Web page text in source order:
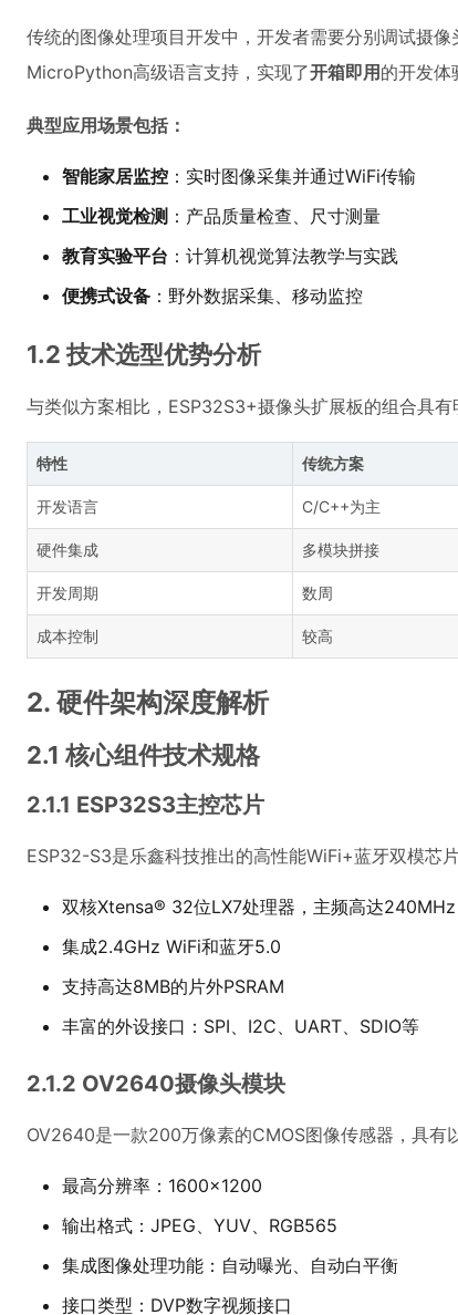
传统的图像处理项目开发中，开发者需要分别调试摄
MicroPython高级语言支持，实现了开箱即用 的开发体
典型应用场景包括：
智能家居监控 ：实时图像采集并通过WiFi传输
工业视觉检测 ：产品质量检查、尺寸测量
教育实验平台 ：计算机视觉算法教学与实践
便携式设备 ：野外数据采集、移动监控
1.2 技术选型优势分析
与类似方案相比，ESP32S3+摄像头扩展板的组合具有
特性 传统方案
开发语言 C/C++为主
硬件集成 多模块拼接
开发周期 数周
成本控制 较高
2. 硬件架构深度解析
2.1 核心组件技术规格
2.1.1 ESP32S3主控芯片
ESP32-S3是乐鑫科技推出的高性能WiFi+蓝牙双模芯
双核Xtensa® 32位LX7处理器，主频高达240MHz
集成2.4GHz WiFi和蓝牙5.0
支持高达8MB的片外PSRAM
丰富的外设接口：SPI、I2C、UART、SDIO等
2.1.2 OV2640摄像头模块
OV2640是一款200万像素的CMOS图像传感器，具有
最高分辨率：1600×1200
输出格式：JPEG、YUV、RGB565
集成图像处理功能：自动曝光、自动白平衡
接口类型：DVP数字视频接口